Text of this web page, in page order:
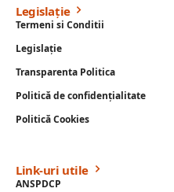
Legislație
Termeni si Conditii
Legislație
Transparenta Politica
Politică de confidențialitate
Politică Cookies
Link-uri utile
ANSPDCP